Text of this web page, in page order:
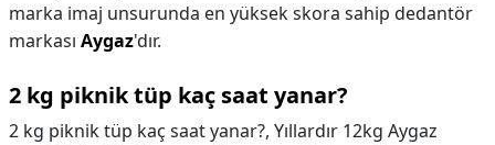
marka imaj unsurunda en yüksek skora sahip dedantör
markası Aygaz'dır.
2 kg piknik tüp kaç saat yanar?
2 kg piknik tüp kaç saat yanar?, Yıllardır 12kg Aygaz